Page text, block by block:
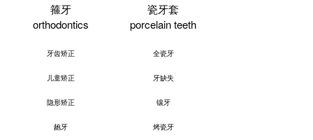
箍牙
orthodontics
牙齿矫正
儿童矫正
隐形矫正
龅牙
瓷牙套
porcelain teeth
全瓷牙
牙缺失
镶牙
烤瓷牙